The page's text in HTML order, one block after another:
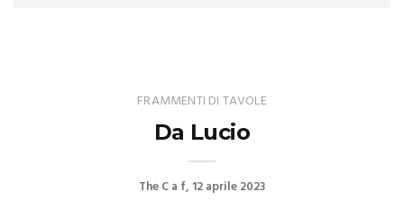
FRAMMENTI DI TAVOLE
Da Lucio
The C a f 12 aprile 2023